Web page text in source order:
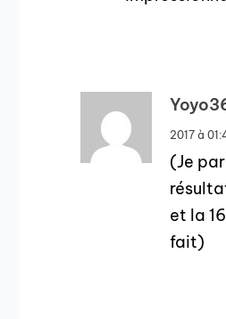
2017 à
(Je
et la
fait)